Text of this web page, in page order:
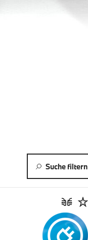
Suche filtern